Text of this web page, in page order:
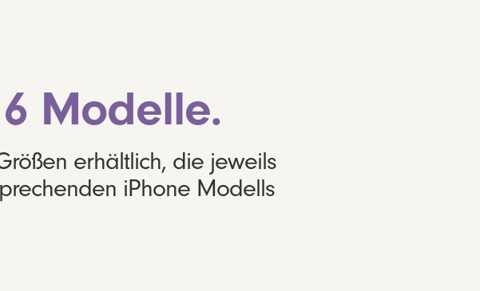
Modelle.
erhältlich, die jeweils
iPhone Modells